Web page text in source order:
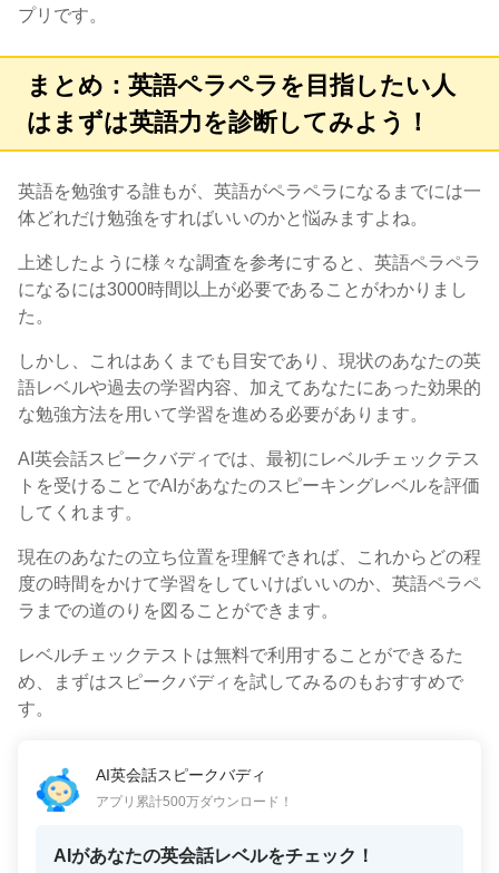
プリです。
まとめ：英語ペラペラを目指したい人
はまずは英語力を診断してみよう！
英語を勉強する誰もが、英語がペラペラになるまでには一
体どれだけ勉強をすればいいのかと悩みますよね。
上述したように様々な調査を参考にすると、英語ペラペラ
になるには3000時間以上が必要であることがわかりまし
た。
しかし、これはあくまでも目安であり、現状のあなたの英
語レベルや過去の学習内容、加えてあなたにあった効果的
な勉強方法を用いて学習を進める必要があります。
AI英会話スピークバディでは、最初にレベルチェックテス
トを受けることでAIがあなたのスピーキングレベルを評価
してくれます。
現在のあなたの立ち位置を理解できれば、これからどの程
度の時間をかけて学習をしていけばいいのか、英語ペラペ
ラまでの道のりを図ることができます。
レベルチェックテストは無料で利用することができるた
め、まずはスピークバディを試してみるのもおすすめで
す。
AI英会話スピークバディ
アプリ累計500万ダウンロード！
AIがあなたの英会話レベルをチェック！